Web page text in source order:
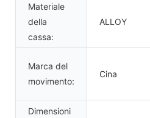
Materiale
della
cassa:
ALLOY
Marca del
movimento:
Cina
Dimensioni